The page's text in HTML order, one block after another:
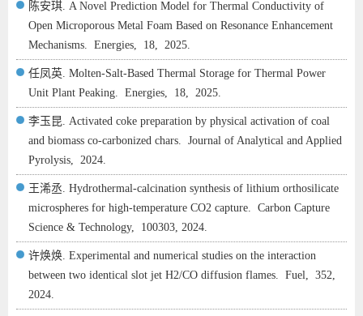
陈安琪. A Novel Prediction Model for Thermal Conductivity of
Open Microporous Metal Foam Based on Resonance Enhancement
Mechanisms. Energies, 18, 2025.
任凤英. Molten-Salt-Based Thermal Storage for Thermal Power
Unit Plant Peaking. Energies, 18, 2025.
李玉昆. Activated coke preparation by physical activation of coal
and biomass co-carbonized chars. Journal of Analytical and Applied
Pyrolysis, 2024.
王浠丞. Hydrothermal-calcination synthesis of lithium orthosilicate
microspheres for high-temperature CO2 capture. Carbon Capture
Science & Technology,
100303, 2024.
许焕焕. Experimental and numerical studies on the interaction
between two identical slot jet H2/CO diffusion flames. Fuel, 352,
2024.